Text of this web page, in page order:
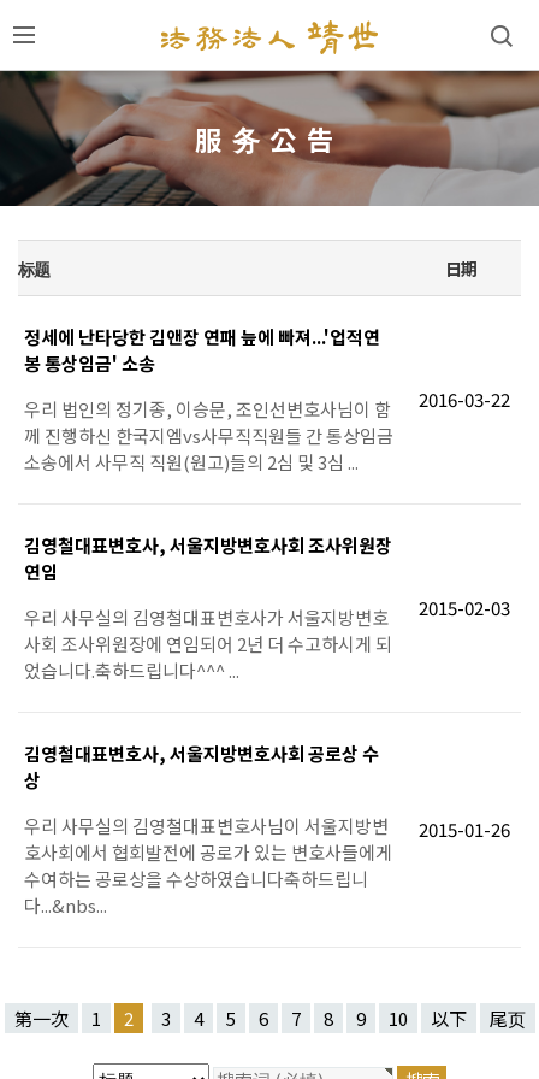
服务公告
标题 日期
정세에 난타당한 김앤장 연패 늪에 빠져...'업적연
봉 통상임금' 소송
우리 법인의 정기종, 이승문, 조인선변호사님이 함
께 진행하신 한국지엠vs사무직직원들 간 통상임금
소송에서 사무직 직원(원고)들의 2심 및 3심 ...
2016-03-22
김영철대표변호사, 서울지방변호사회 조사위원장
연임
우리 사무실의 김영철대표변호사가 서울지방변호
사회 조사위원장에 연임되어 2년 더 수고하시게 되
었습니다.축하드립니다^^^ ...
2015-02-03
김영철대표변호사, 서울지방변호사회 공로상 수
상
우리 사무실의 김영철대표변호사님이 서울지방변
호사회에서 협회발전에 공로가 있는 변호사들에게
수여하는 공로상을 수상하였습니다축하드립니
다...&nbs...
2015-01-26
第一次 1 2 3 4 5 6 7 8 9 10 以下 尾页